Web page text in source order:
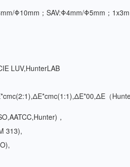
Φ10mm；SAV:Φ4mm/Φ5mm；
LUV,HunterLAB
（
，
313),